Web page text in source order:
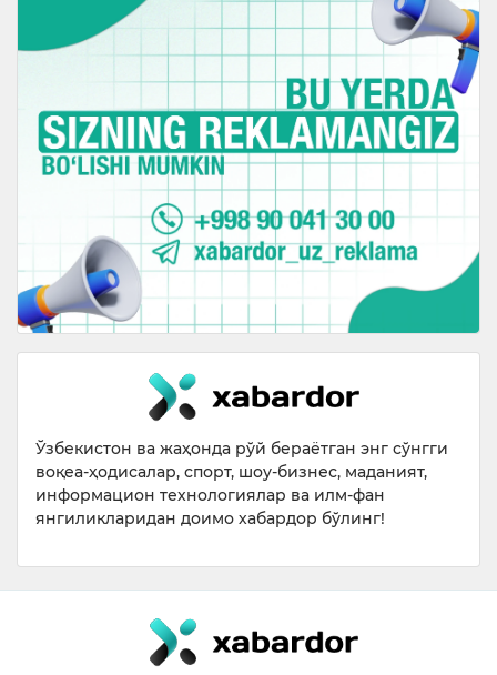
Ўзбекистон ва жаҳонда рўй бераётган энг сўнгги
воқеа-ҳодисалар, спорт, шоу-бизнес, маданият,
информацион технологиялар ва илм-фан
янгиликларидан доимо хабардор бўлинг!